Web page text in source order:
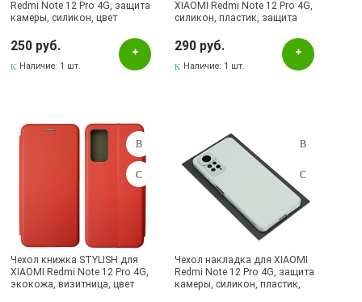
Цвет
Красный
Прозрачный
Черный
Redmi Note 12 Pro 4G, защита
камеры, силикон, цвет
250 руб.
Наличие: 1 шт.
XIAOMI Redmi Note 12 Pro 4G,
силикон, пластик, защита
темно синий
290 руб.
Наличие: 1 шт.
Чехол книжка STYLISH для
XIAOMI Redmi Note 12 Pro 4G,
экокожа, визитница, цвет
Чехол накладка для XIAOMI
Redmi Note 12 Pro 4G, защита
камеры, силикон, пластик,